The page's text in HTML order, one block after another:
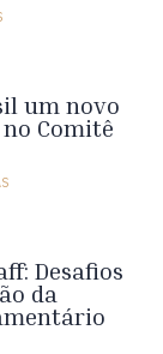
um novo
Comitê
Desafios
da